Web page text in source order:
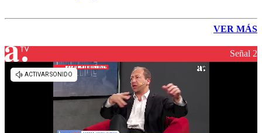
VER MÁS
Señal 2